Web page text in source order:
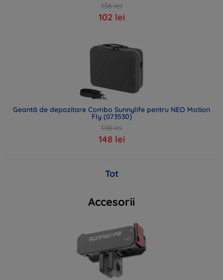
136 lei
102 lei
Geantă de depozitare Combo Sunnylife pentru NEO Motion
Fly (073530)
198 lei
148 lei
Tot
Accesorii